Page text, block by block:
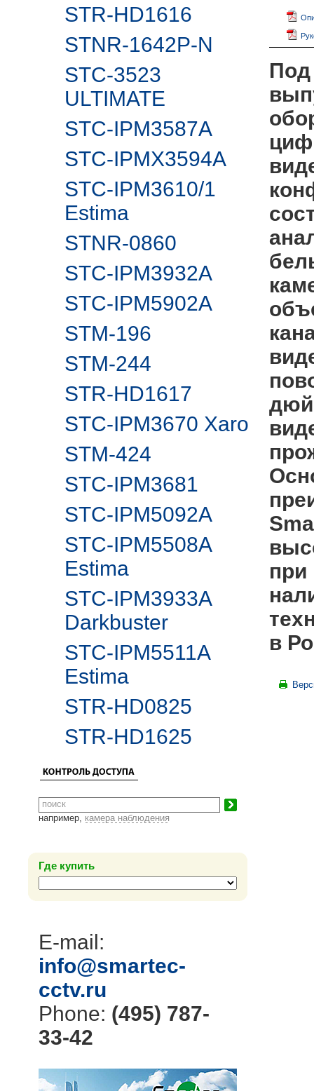
STR-HD1616
STNR-1642P-N
STC-3523
ULTIMATE
STC-IPM3587A
STC-IPMX3594A
STC-IPM3610/1
Estima
STNR-0860
STC-IPM3932A
STC-IPM5902А
STM-196
STM-244
STR-HD1617
STC-IPM3670 Xaro
STM-424
STC-IPM3681
STC-IPM5092A
STC-IPM5508A
Estima
STC-IPM3933A
Darkbuster
STC-IPM5511A
Estima
STR-HD0825
STR-HD1625
например, камера наблюдения
Где купить
E-mail:
info@smartec-
cctv.ru
Phone: (495) 787-
33-42
Под
при
в